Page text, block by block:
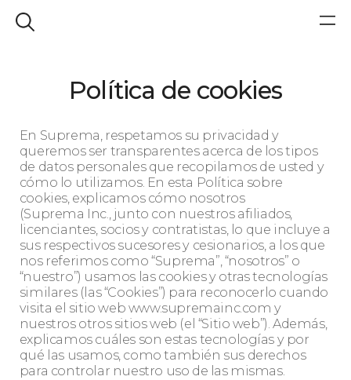
Política de cookies
En Suprema, respetamos su privacidad y
queremos ser transparentes acerca de los tipos
de datos personales que recopilamos de usted y
cómo lo utilizamos. En esta Política sobre
cookies, explicamos cómo nosotros
(Suprema Inc., junto con nuestros afiliados,
licenciantes, socios y contratistas, lo que incluye a
sus respectivos sucesores y cesionarios, a los que
nos referimos como “Suprema”, “nosotros” o
“nuestro”) usamos las cookies y otras tecnologías
similares (las “Cookies”) para reconocerlo cuando
visita el sitio web www.supremainc.com y
nuestros otros sitios web (el “Sitio web”). Además,
explicamos cuáles son estas tecnologías y por
qué las usamos, como también sus derechos
para controlar nuestro uso de las mismas.